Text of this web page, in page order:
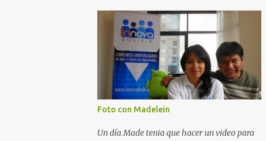
Foto con Madelein
Un día Made tenia que hacer un video para